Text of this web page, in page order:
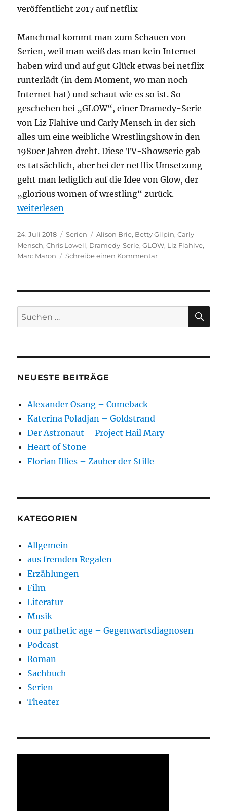
veröffentlicht 2017 auf netflix
Manchmal kommt man zum Schauen von
Serien, weil man weiß das man kein Internet
haben wird und auf gut Glück etwas bei netflix
runterlädt (in dem Moment, wo man noch
Internet hat) und schaut wie es so ist. So
geschehen bei „GLOW“, einer Dramedy-Serie
von Liz Flahive und Carly Mensch in der sich
alles um eine weibliche Wrestlingshow in den
1980er Jahren dreht. Diese TV-Showserie gab
es tatsächlich, aber bei der netflix Umsetzung
geht man lediglich auf die Idee von Glow, der
„glorious women of wrestling“ zurück.
„GLOW“
weiterlesen
Veröffentlicht
am
24. Juli 2018 Kategorien
Serien Schlagwörter
Alison Brie, Betty Gilpin,Carly
Mensch,Chris Lowell, Dramedy-Serie,GLOW, Liz Flahive,
Marc Maron
Schreibe einen Kommentarzu
Suchen
nach:
NEUESTE BEITRÄGE
Alexander Osang – Comeback
Katerina Poladjan – Goldstrand
Der Astronaut – Project Hail Mary
Heart of Stone
Florian Illies – Zauber der Stille
KATEGORIEN
Allgemein
aus fremden Regalen
Erzählungen
Film
Literatur
Musik
our pathetic age – Gegenwartsdiagnosen
Podcast
Roman
Sachbuch
Serien
Theater